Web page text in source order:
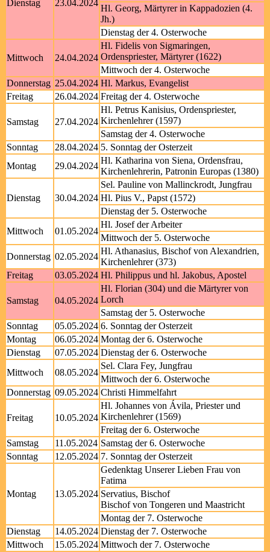
Dienstag 23.04.2024
Hl. Georg, Märtyrer in Kappadozien (4.
Jh.)
Dienstag der 4. Osterwoche
Mittwoch 24.04.2024
Hl. Fidelis von Sigmaringen,
Ordenspriester, Märtyrer (1622)
Mittwoch der 4. Osterwoche
Donnerstag 25.04.2024 Hl. Markus, Evangelist
Freitag
26.04.2024 Freitag der 4. Osterwoche
Samstag 27.04.2024
Hl. Petrus Kanisius, Ordenspriester,
Kirchenlehrer (1597)
Samstag der 4. Osterwoche
Sonntag
28.04.2024 5. Sonntag der Osterzeit
Montag
29.04.2024
Hl. Katharina von Siena, Ordensfrau,
Kirchenlehrerin, Patronin Europas (1380)
Dienstag 30.04.2024
Sel. Pauline von Mallinckrodt, Jungfrau
Hl. Pius V., Papst (1572)
Dienstag der 5. Osterwoche
Mittwoch
01.05.2024
Hl. Josef der Arbeiter
Mittwoch der 5. Osterwoche
Donnerstag 02.05.2024
Hl. Athanasius, Bischof von Alexandrien,
Kirchenlehrer (373)
Freitag
03.05.2024 Hl. Philippus und hl. Jakobus, Apostel
Samstag 04.05.2024
Hl. Florian (304) und die Märtyrer von
Lorch
Samstag der 5. Osterwoche
Sonntag
05.05.2024 6. Sonntag der Osterzeit
Montag
06.05.2024 Montag der 6. Osterwoche
Dienstag
07.05.2024 Dienstag der 6. Osterwoche
Mittwoch
08.05.2024
Sel. Clara Fey, Jungfrau
Mittwoch der 6. Osterwoche
Donnerstag 09.05.2024 Christi Himmelfahrt
Freitag 10.05.2024
Hl. Johannes von Ávila, Priester und
Kirchenlehrer (1569)
Freitag der 6. Osterwoche
Samstag
11.05.2024 Samstag der 6. Osterwoche
Sonntag
12.05.2024 7. Sonntag der Osterzeit
Montag 13.05.2024
Gedenktag Unserer Lieben Frau von
Fatima
Servatius, Bischof
Bischof von Tongeren und Maastricht
Montag der 7. Osterwoche
Dienstag
14.05.2024 Dienstag der 7. Osterwoche
Mittwoch
15.05.2024 Mittwoch der 7. Osterwoche